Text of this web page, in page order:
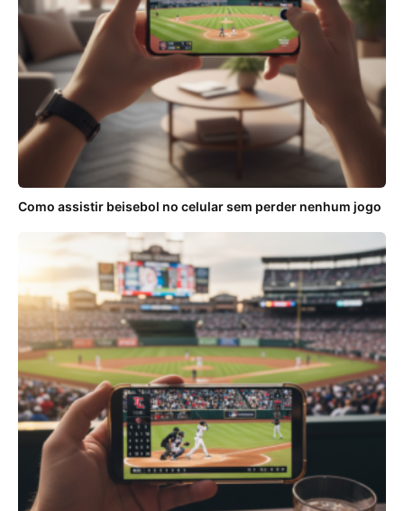
Como assistir beisebol no celular sem perder nenhum jogo